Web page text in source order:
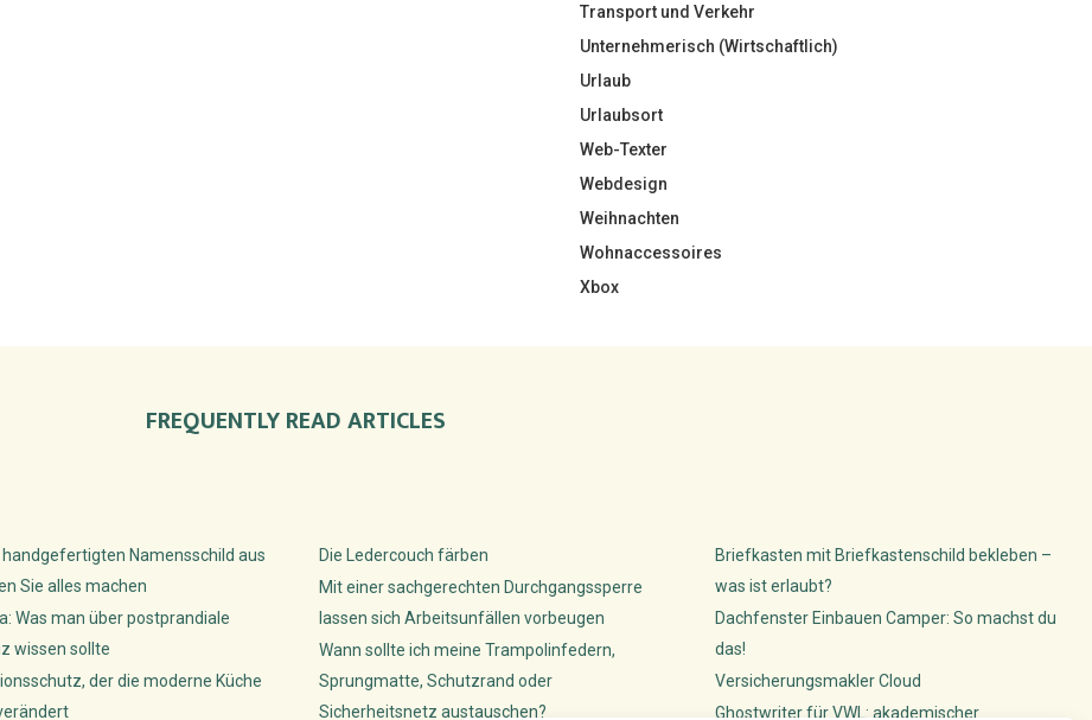
Transport und Verkehr
Unternehmerisch (Wirtschaftlich)
Urlaub
Urlaubsort
Web-Texter
Webdesign
Weihnachten
Wohnaccessoires
Xbox
FREQUENTLY READ ARTICLES
Namensschild aus
Sie alles machen
Was man über postprandiale
wissen sollte
der die moderne Küche
Die Ledercouch färben
Mit einer sachgerechten Durchgangssperre
lassen sich Arbeitsunfällen vorbeugen
Wann sollte ich meine Trampolinfedern,
Sprungmatte, Schutzrand oder
Sicherheitsnetz austauschen?
Briefkasten mit Briefkastenschild bekleben –
was ist erlaubt?
Dachfenster Einbauen Camper: So machst du
das!
Versicherungsmakler Cloud
Ghostwriter für VWL: akademischer